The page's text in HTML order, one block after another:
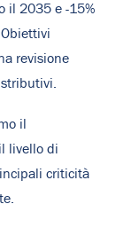
il 2035 e -15%
revisione
il
livello di
criticità